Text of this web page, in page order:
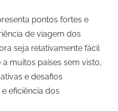
pontos fortes e
de viagem dos
seja relativamente fácil
muitos países sem visto,
e desafios
eficiência dos